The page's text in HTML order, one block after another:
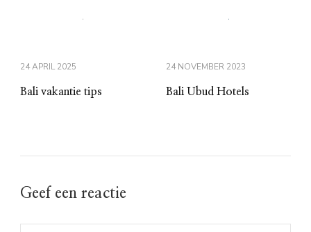
24 APRIL 2025
Bali vakantie tips
24 NOVEMBER 2023
Bali Ubud Hotels
Geef een reactie